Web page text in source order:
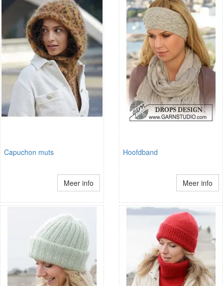
Capuchon muts
Meer info
Hoofdband
Meer info